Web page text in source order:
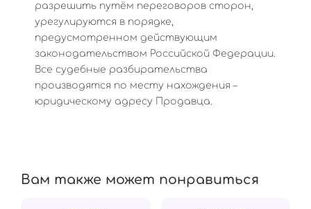
разрешить путём переговоров сторон,
урегулируются в порядке,
предусмотренном действующим
законодательством Российской Федерации.
Все судебные разбирательства
производятся по месту нахождения –
юридическому адресу Продавца.
Вам также может понравиться